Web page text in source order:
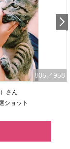
805 ／958
さん
ショット